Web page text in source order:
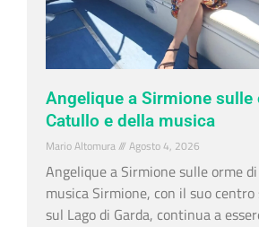
Angelique a Sirmione sulle
Catullo e della musica
Mario Altomura Agosto 4, 2026
Angelique a Sirmione sulle orme
musica Sirmione, con il suo
sul Lago di Garda, continua a